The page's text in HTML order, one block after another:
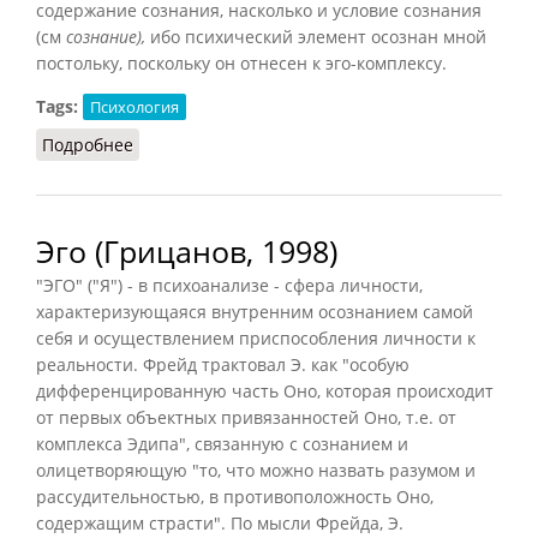
содержание сознания, насколько и условие сознания
(см сознание), ибо психический элемент осознан мной
постольку, поскольку он отнесен к эго-комплексу.
Tags:
Психология
Подробнее
Эго (Грицанов, 1998)
"ЭГО" ("Я") - в психоанализе - сфера личности,
характеризующаяся внутренним осознанием самой
себя и осуществлением приспособления личности к
реальности. Фрейд трактовал Э. как "особую
дифференцированную часть Оно, которая происходит
от первых объектных привязанностей Оно, т.е. от
комплекса Эдипа", связанную с сознанием и
олицетворяющую "то, что можно назвать разумом и
рассудительностью, в противоположность Оно,
содержащим страсти". По мысли Фрейда, Э.